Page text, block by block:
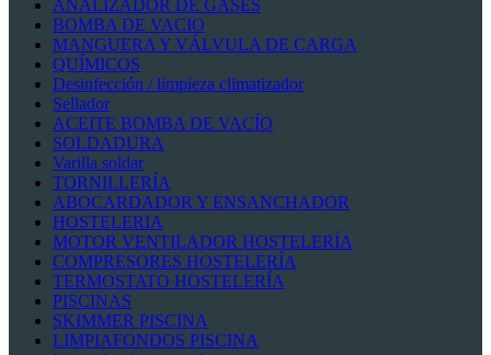
ANALIZADOR DE GASES
BOMBA DE VACIO
MANGUERA Y VÁLVULA DE CARGA
QUÍMICOS
Desinfección / limpieza climatizador
Sellador
ACEITE BOMBA DE VACÍO
SOLDADURA
Varilla soldar
TORNILLERÍA
ABOCARDADOR Y ENSANCHADOR
HOSTELERIA
MOTOR VENTILADOR HOSTELERÍA
COMPRESORES HOSTELERÍA
TERMOSTATO HOSTELERÍA
PISCINAS
SKIMMER PISCINA
LIMPIAFONDOS PISCINA